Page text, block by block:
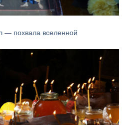
— похвала вселенной